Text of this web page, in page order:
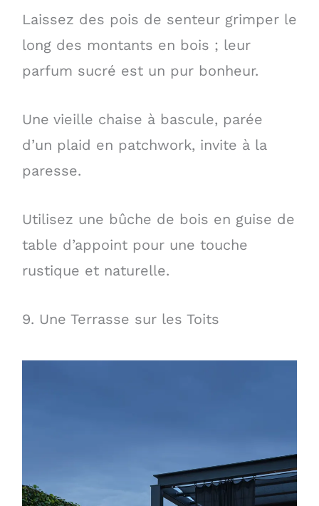
Laissez des pois de senteur grimper le
long des montants en bois ; leur
parfum sucré est un pur bonheur.
Une vieille chaise à bascule, parée
d’un plaid en patchwork, invite à la
paresse.
Utilisez une bûche de bois en guise de
table d’appoint pour une touche
rustique et naturelle.
9. Une Terrasse sur les Toits